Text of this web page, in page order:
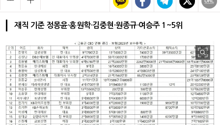
재직 기준 정몽윤·홍원학·김중현·원종규·여승주 1~5위